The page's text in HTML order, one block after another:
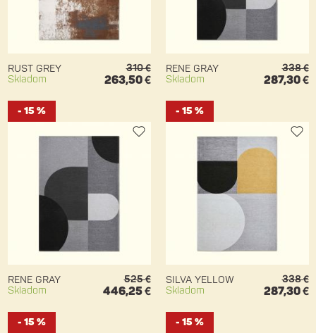
RUST GREY
Skladom
310 €
263,50 €
RENE GRAY
Skladom
338 €
287,30 €
- 15 %
RENE GRAY
Skladom
525 €
446,25 €
- 15 %
SILVA YELLOW
Skladom
338 €
287,30 €
- 15 % - 15 %